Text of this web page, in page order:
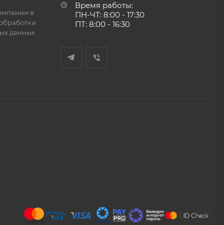
в
данных
Время работы:
ПН-ЧТ: 8:00 - 17:30
ПТ: 8:00 - 16:30